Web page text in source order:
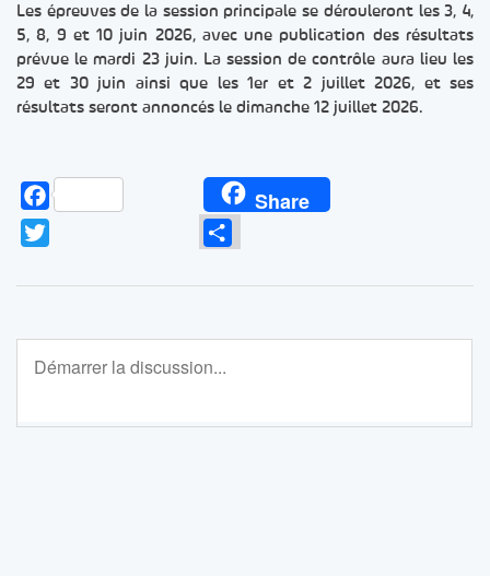
Les épreuves de la session principale se dérouleront les 3, 4,
5, 8, 9 et 10 juin 2026, avec une publication des résultats
prévue le mardi 23 juin. La session de contrôle aura lieu les
29 et 30 juin ainsi que les 1er et 2 juillet 2026, et ses
résultats seront annoncés le dimanche 12 juillet 2026.
Facebook Share